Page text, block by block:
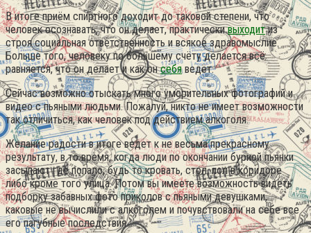
В итоге приём спиртного доходит до таковой степени, что
человек осознавать, что он делает, практическивыходитиз
строя социальная ответственность и всякое здравомыслие.
Больше того, человеку по большему счёту делается всё
равняется, что он делает и как онсебяведёт.
Сейчас возможно отыскать много уморительных фотографий и
видео с пьяными людьми. Пожалуй, никто не имеет возможности
так отличиться, как человек под действием алкоголя.
Желание радости в итоге ведет к не весьма прекрасному
результату, в то время, когда люди по окончании бурной пьянки
засыпают где попало, будь то кровать, стол, пол в коридоре
либо кроме того улица. Потом вы имеете возможность видеть
подборку забавных фото приколов с пьяными девушками,
каковые не вычислили с алкоголем и почувствовали на себе все
его пагубные последствия.